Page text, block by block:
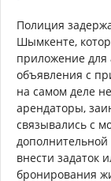
Полиция
Шымкенте,
приложение
объявления с
на самом деле
арендаторы,
связывались с
внести задаток
бронирования